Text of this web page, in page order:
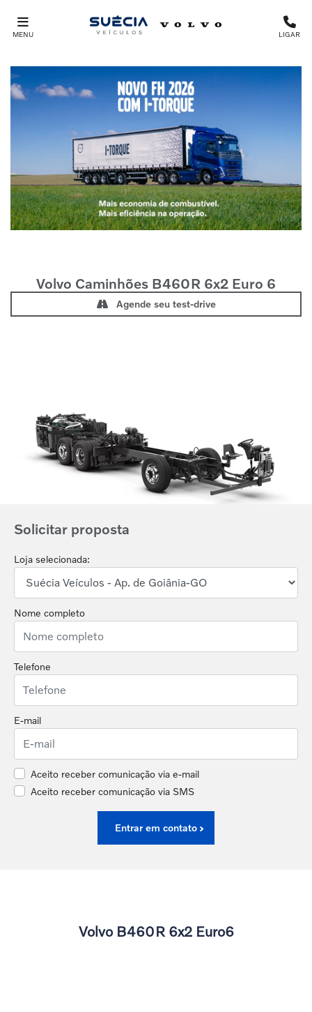
MENU LIGAR
Volvo Caminhões B460R 6x2 Euro 6
Agende seu test-drive
Solicitar proposta
Loja selecionada:
Nome completo
Telefone
E-mail
Aceito receber comunicação via e-mail
Aceito receber comunicação via SMS
Entrar em contato
Anterior
Volvo B460R 6x2 Euro6